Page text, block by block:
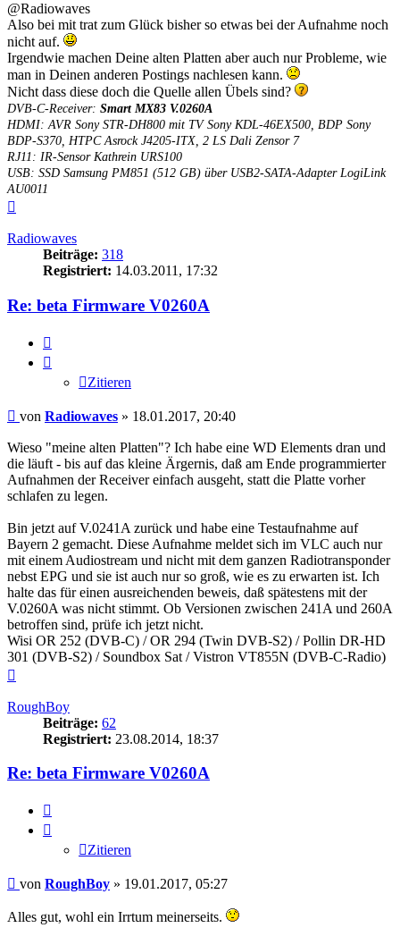
@Radiowaves
Also bei mit trat zum Glück bisher so etwas bei der Aufnahme noch
nicht auf.
Irgendwie machen Deine alten Platten aber auch nur Probleme, wie
man in Deinen anderen Postings nachlesen kann.
Nicht dass diese doch die Quelle allen Übels sind?
DVB-C-Receiver: Smart MX83 V.0260A
HDMI: AVR Sony STR-DH800 mit TV Sony KDL-46EX500, BDP Sony
BDP-S370, HTPC Asrock J4205-ITX, 2 LS Dali Zensor 7
RJ11: IR-Sensor Kathrein URS100
USB: SSD Samsung PM851 (512 GB) über USB2-SATA-Adapter LogiLink
AU0011
Radiowaves
Beiträge: 318
Registriert: 14.03.2011, 17:32
Re: beta Firmware V0260A
Zitieren
Beitrag
von Radiowaves » 18.01.2017, 20:40
Wieso "meine alten Platten"? Ich habe eine WD Elements dran und
die läuft - bis auf das kleine Ärgernis, daß am Ende programmierter
Aufnahmen der Receiver einfach ausgeht, statt die Platte vorher
schlafen zu legen.
Bin jetzt auf V.0241A zurück und habe eine Testaufnahme auf
Bayern 2 gemacht. Diese Aufnahme meldet sich im VLC auch nur
mit einem Audiostream und nicht mit dem ganzen Radiotransponder
nebst EPG und sie ist auch nur so groß, wie es zu erwarten ist. Ich
halte das für einen ausreichenden beweis, daß spätestens mit der
V.0260A was nicht stimmt. Ob Versionen zwischen 241A und 260A
betroffen sind, prüfe ich jetzt nicht.
Wisi OR 252 (DVB-C) / OR 294 (Twin DVB-S2) / Pollin DR-HD
301 (DVB-S2) / Soundbox Sat / Vistron VT855N (DVB-C-Radio)
RoughBoy
Beiträge: 62
Registriert: 23.08.2014, 18:37
Re: beta Firmware V0260A
Zitieren
Beitrag
von RoughBoy » 19.01.2017, 05:27
Alles gut, wohl ein Irrtum meinerseits.